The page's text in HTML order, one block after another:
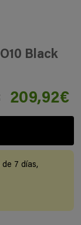
Black
209,92€
de 7 días,